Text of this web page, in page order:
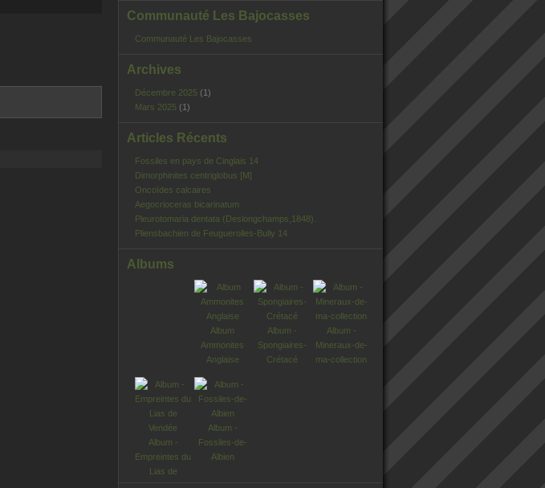
Communauté Les Bajocasses
Communauté Les Bajocasses
Archives
Décembre 2025 (1)
Mars 2025 (1)
Articles Récents
Fossiles en pays de Cinglais 14
Dimorphinites centriglobus [M]
Oncoïdes calcaires
Aegocrioceras bicarinatum
Pleurotomaria dentata (Deslongchamps,1848).
Pliensbachien de Feuguerolles-Bully 14
Albums
Album
Ammonites
Anglaise
Album -
Spongiaires-
Crétacé
Album -
Mineraux-de-
ma-collection
Album -
Empreintes du
Lias de
Album -
Fossiles-de-
Albien